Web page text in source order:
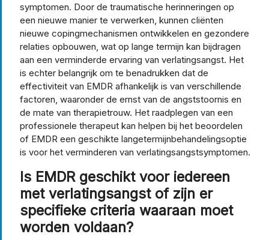
symptomen. Door de traumatische herinneringen op
een nieuwe manier te verwerken, kunnen cliënten
nieuwe copingmechanismen ontwikkelen en gezondere
relaties opbouwen, wat op lange termijn kan bijdragen
aan een verminderde ervaring van verlatingsangst. Het
is echter belangrijk om te benadrukken dat de
effectiviteit van EMDR afhankelijk is van verschillende
factoren, waaronder de ernst van de angststoornis en
de mate van therapietrouw. Het raadplegen van een
professionele therapeut kan helpen bij het beoordelen
of EMDR een geschikte langetermijnbehandelingsoptie
is voor het verminderen van verlatingsangstsymptomen.
Is EMDR geschikt voor iedereen
met verlatingsangst of zijn er
specifieke criteria waaraan moet
worden voldaan?